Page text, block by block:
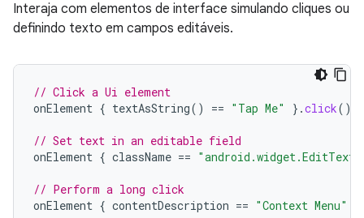
Interaja com elementos de interface simulando cliques ou
definindo texto em campos editáveis.
// Click a Ui element
onElement { textAsString() == "Tap Me" }.click()
// Set text in an editable field
onElement { className == "android.widget.EditText"
// Perform a long click
onElement { contentDescription == "Context Menu"